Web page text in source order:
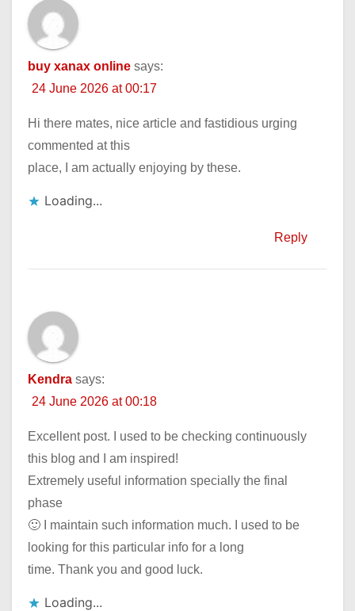
buy xanax online says:
24 June 2026 at 00:17
Hi there mates, nice article and fastidious urging
commented at this
place, I am actually enjoying by these.
Loading...
Reply
Kendra says:
24 June 2026 at 00:18
Excellent post. I used to be checking continuously
this blog and I am inspired!
Extremely useful information specially the final
phase
🙂 I maintain such information much. I used to be
looking for this particular info for a long
time. Thank you and good luck.
Loading...